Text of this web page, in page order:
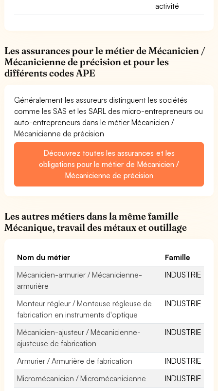
activité
Les assurances pour le métier de Mécanicien /
Mécanicienne de précision et pour les
différents codes APE
Généralement les assureurs distinguent les sociétés
comme les SAS et les SARL des micro-entrepreneurs ou
auto-entrepreneurs dans le métier Mécanicien /
Mécanicienne de précision
Découvrez toutes les assurances et les
obligations pour le métier de Mécanicien /
Mécanicienne de précision
Les autres métiers dans la même famille
Mécanique, travail des métaux et outillage
Nom du métier
Famille
Mécanicien-armurier / Mécanicienne-
armurière
INDUSTRIE
Monteur régleur / Monteuse régleuse de
fabrication en instruments d'optique
INDUSTRIE
Mécanicien-ajusteur / Mécanicienne-
ajusteuse de fabrication
INDUSTRIE
Armurier / Armurière de fabrication
INDUSTRIE
Micromécanicien / Micromécanicienne
INDUSTRIE